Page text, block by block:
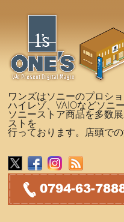
ワンズはソニーのプロシ
ハイレゾ、VAIOなどソニ
ソニーストア商品を多数
ストを
行っております。店頭で